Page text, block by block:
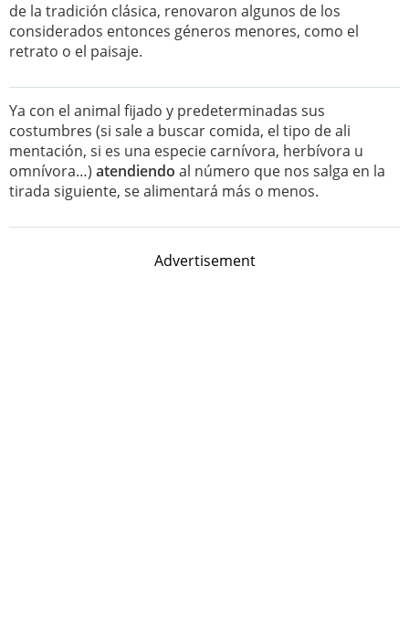
de la tradición clásica, renovaron algunos de los
considerados entonces géneros menores, como el
retrato o el paisaje.
Ya con el animal fijado y predeterminadas sus
costumbres (si sale a buscar comida, el tipo de ali
mentación, si es una especie carnívora, herbívora u
omnívora…) atendiendo al número que nos salga en la
tirada siguiente, se alimentará más o menos.
Advertisement